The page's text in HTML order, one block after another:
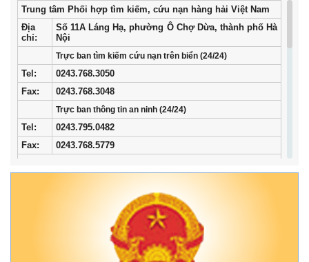
Trung tâm Phối hợp tìm kiếm, cứu nạn hàng hải Việt Nam
Địa
chỉ:
Số 11A Láng Hạ, phường Ô Chợ Dừa, thành phố Hà
Nội
Trực ban tìm kiếm cứu nạn trên biển (24/24)
Tel :
0243.768.3050
Fax:
0243.768.3048
Trực ban thông tin an ninh (24/24)
Tel:
0243.795.0482
Fax:
0243.768.5779
02253.759.508 (24/24h)
02253.759.507
Trung tâm Phối hợp tìm kiếm, cứu nạn hàng hải khu vực II